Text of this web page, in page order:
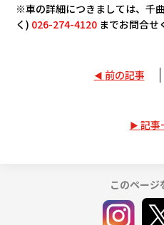
※車の詳細につきましては、千
く) 026-274-4120 までお問合せ
前の記事
記事
このページ